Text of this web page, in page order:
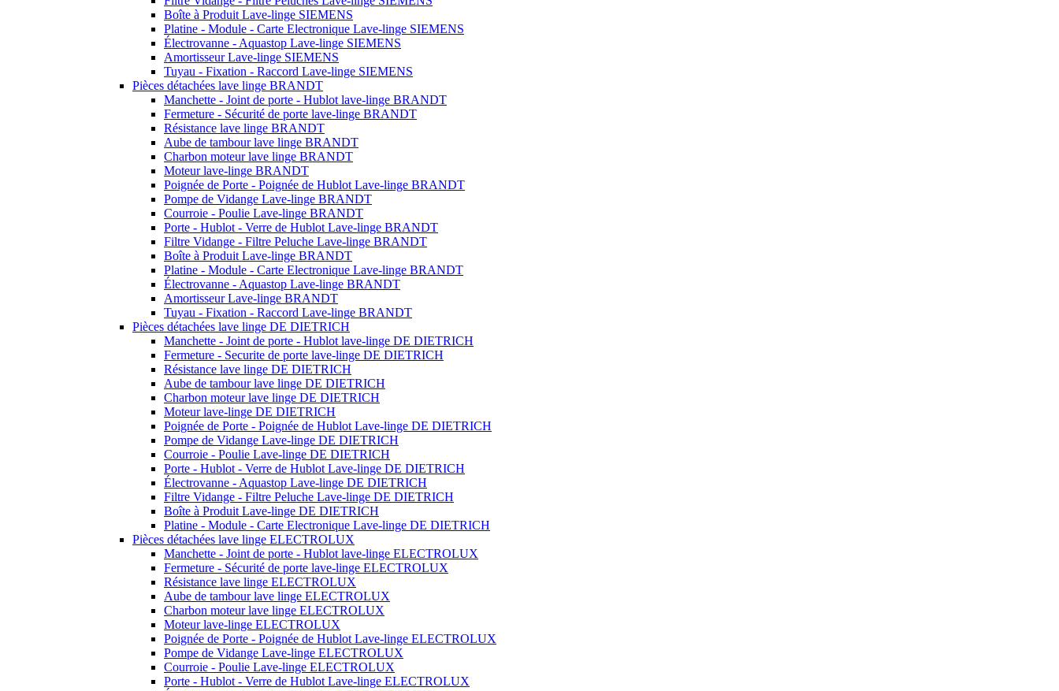
Boîte à Produit Lave-linge SIEMENS
Platine - Module - Carte Electronique Lave-linge SIEMENS
Électrovanne - Aquastop Lave-linge SIEMENS
Amortisseur Lave-linge SIEMENS
Tuyau - Fixation - Raccord Lave-linge SIEMENS
Pièces détachées lave linge BRANDT
Manchette - Joint de porte - Hublot lave-linge BRANDT
Fermeture - Sécurité de porte lave-linge BRANDT
Résistance lave linge BRANDT
Aube de tambour lave linge BRANDT
Charbon moteur lave linge BRANDT
Moteur lave-linge BRANDT
Poignée de Porte - Poignée de Hublot Lave-linge BRANDT
Pompe de Vidange Lave-linge BRANDT
Courroie - Poulie Lave-linge BRANDT
Porte - Hublot - Verre de Hublot Lave-linge BRANDT
Filtre Vidange - Filtre Peluche Lave-linge BRANDT
Boîte à Produit Lave-linge BRANDT
Platine - Module - Carte Electronique Lave-linge BRANDT
Électrovanne - Aquastop Lave-linge BRANDT
Amortisseur Lave-linge BRANDT
Tuyau - Fixation - Raccord Lave-linge BRANDT
Pièces détachées lave linge DE DIETRICH
Manchette - Joint de porte - Hublot lave-linge DE DIETRICH
Fermeture - Securite de porte lave-linge DE DIETRICH
Résistance lave linge DE DIETRICH
Aube de tambour lave linge DE DIETRICH
Charbon moteur lave linge DE DIETRICH
Moteur lave-linge DE DIETRICH
Poignée de Porte - Poignée de Hublot Lave-linge DE DIETRICH
Pompe de Vidange Lave-linge DE DIETRICH
Courroie - Poulie Lave-linge DE DIETRICH
Porte - Hublot - Verre de Hublot Lave-linge DE DIETRICH
Électrovanne - Aquastop Lave-linge DE DIETRICH
Filtre Vidange - Filtre Peluche Lave-linge DE DIETRICH
Boîte à Produit Lave-linge DE DIETRICH
Platine - Module - Carte Electronique Lave-linge DE DIETRICH
Pièces détachées lave linge ELECTROLUX
Manchette - Joint de porte - Hublot lave-linge ELECTROLUX
Fermeture - Sécurité de porte lave-linge ELECTROLUX
Résistance lave linge ELECTROLUX
Aube de tambour lave linge ELECTROLUX
Charbon moteur lave linge ELECTROLUX
Moteur lave-linge ELECTROLUX
Poignée de Porte - Poignée de Hublot Lave-linge ELECTROLUX
Pompe de Vidange Lave-linge ELECTROLUX
Courroie - Poulie Lave-linge ELECTROLUX
Porte - Hublot - Verre de Hublot Lave-linge ELECTROLUX